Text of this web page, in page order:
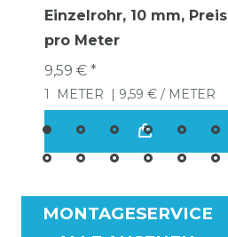
Einzelrohr, 10 mm, Preis
pro Meter
9,59 € *
1 METER | 9,59 € / METER
MONTAGESERVICE